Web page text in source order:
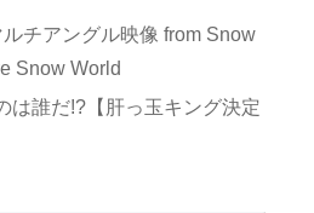
ルチアングル映像 from Snow
Snow World
は誰だ!?【肝っ玉キング決定